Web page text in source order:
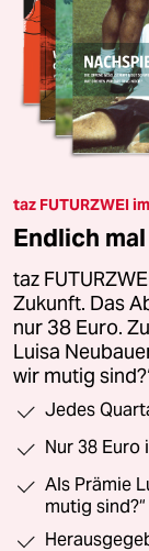
taz FUTURZWEI
Endlich
taz
Zukunft. Das
nur 38 Euro.
Luisa
wir mutig
Jedes
Nur 38 Euro
Als Prämie
mutig sind?“